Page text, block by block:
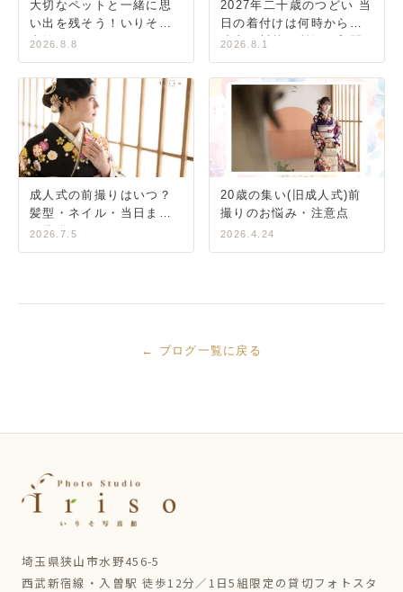
大切なペットと一緒に思
い出を残そう！いりそ写
真館のペットフォトのご
紹介
2026.8.8
2027年二十歳のつどい 当
日の着付けは何時から？
狭山・川越・所沢・入間
2026.8.1
成人式の前撮りはいつ？
髪型・ネイル・当日まで
の準備ガイド
2026.7.5
20歳の集い(旧成人式)前
撮りのお悩み・注意点
2026.4.24
← ブログ一覧に戻る
埼玉県狭山市水野456-5
西武新宿線・入曽駅 徒歩12分／1日5組限定の貸切フォトスタ